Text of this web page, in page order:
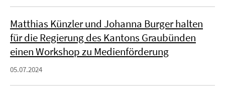
Matthias Künzler und Johanna Burger halten
für die Regierung des Kantons Graubünden
einen Workshop zu Medienförderung
05.07.2024